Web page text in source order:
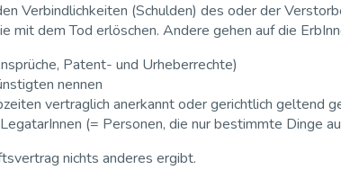
Verbindlichkeiten (Schulden) des oder der
dem Tod erlöschen. Andere gehen auf die
Patent- und Urheberrechte)
nennen
vertraglich anerkannt oder gerichtlich geltend
(= Personen, die nur bestimmte Dinge
nichts anderes ergibt.